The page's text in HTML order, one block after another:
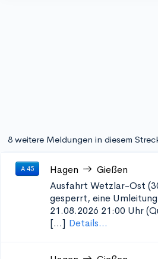
8 weitere Meldungen in diesem
A 45 Hagen Gießen
Ausfahrt Wetzlar-Ost
gesperrt, eine
21.08.2026 21:00 Uhr
[...] Details...